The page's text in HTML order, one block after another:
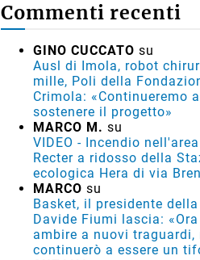
Commenti recenti
GINO CUCCATO su
Ausl di Imola, robot
mille, Poli della
Crimola: «Continueremo a
sostenere il progetto»
MARCO M. su
VIDEO - Incendio
Recter a ridosso della
ecologica Hera di via
MARCO su
Basket, il presidente
Davide Fiumi lascia:
ambire a nuovi traguardi,
continuerò a essere un